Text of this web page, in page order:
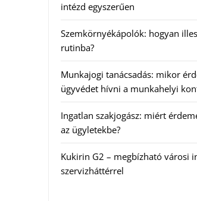
intézd egyszerűen
Szemkörnyékápolók: hogyan
rutinba?
Munkajogi tanácsadás: mikor
ügyvédet hívni a munkahelyi
Ingatlan szakjogász: miért
az ügyletekbe?
Kukirin G2 – megbízható városi
szervizháttérrel